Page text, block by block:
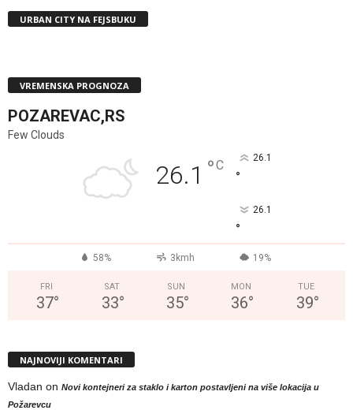
URBAN CITY NA FEJSBUKU
VREMENSKA PROGNOZA
POZAREVAC,RS
Few Clouds
26.1 °C 26.1
°
26.1
°
58% 3kmh 19%
FRI
37°
SAT
33°
SUN
35°
MON
36°
TUE
39°
NAJNOVIJI KOMENTARI
Vladan on Novi kontejneri za staklo i karton postavljeni na više lokacija u
Požarevcu